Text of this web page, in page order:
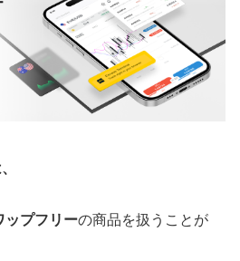
ップフリーの商品を扱うことが